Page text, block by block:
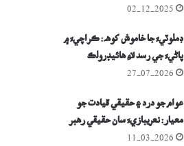
02-12-2025
ڊملوٽيءَ جا خاموش کوهہ: ڪراچيءَ ۾
پاڻيءَ جي رسد لاءِ هائيڊرولڪ
انجنيئرنگ معجزو
27-07-2026
عوام جو درد ۽ حقيقي قيادت جو
معيار: نعريبازيءَ سان حقيقي رھبر
نٿو سڏائي سگھجي
11-03-2026